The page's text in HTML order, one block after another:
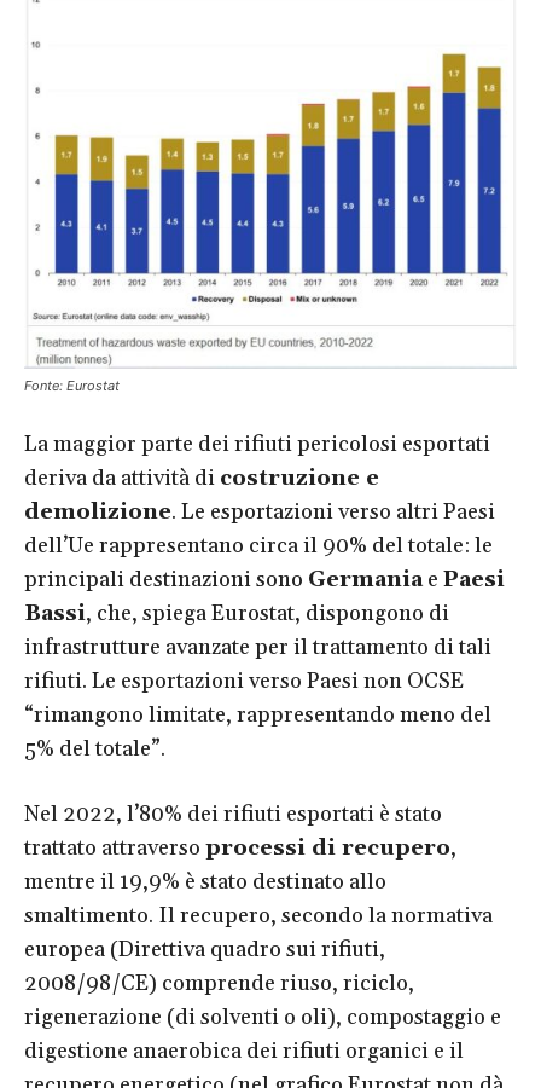
Fonte: Eurostat
La maggior parte dei rifiuti pericolosi esportati
deriva da attività di costruzione e
demolizione. Le esportazioni verso altri Paesi
dell’Ue rappresentano circa il 90% del totale: le
principali destinazioni sono Germaniae Paesi
Bassi, che, spiega Eurostat, dispongono di
infrastrutture avanzate per il trattamento di tali
rifiuti. Le esportazioni verso Paesi non OCSE
“rimangono limitate, rappresentando meno del
5% del totale”.
Nel 2022, l’80% dei rifiuti esportati è stato
trattato attraverso processi di recupero,
mentre il 19,9% è stato destinato allo
smaltimento. Il recupero, secondo la normativa
europea (Direttiva quadro sui rifiuti,
2008/98/CE) comprende riuso, riciclo,
rigenerazione (di solventi o oli), compostaggio e
digestione anaerobica dei rifiuti organici e il